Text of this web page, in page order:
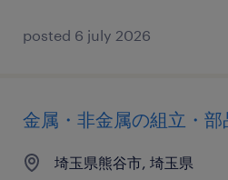
posted 6 july 2026
金属・非金属の組立・
埼玉県熊谷市, 埼玉県